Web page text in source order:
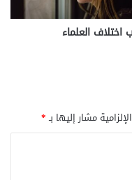
اختلاف العلماء
مشار إليها بـ*